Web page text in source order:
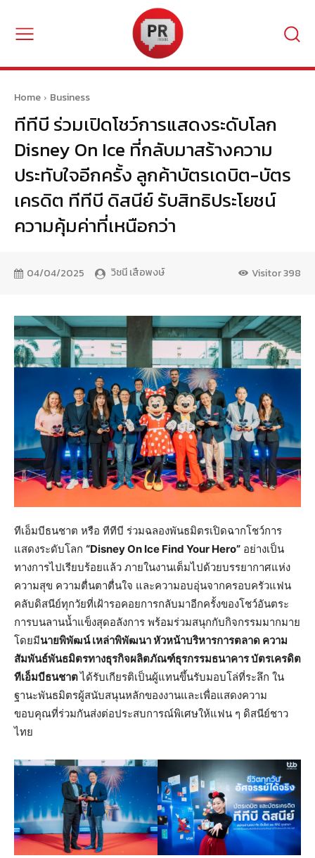
Home Business
ทีทีบี ร่วมเปิดโชว์การแสดงระดับโลก
Disney On Ice ที่กลับมาสร้างความ
ประทับใจอีกครั้ง ลูกค้าบัตรเดบิต-บัตร
เครดิต ทีทีบี ดิสนีย์ รับสิทธิประโยชน์
ความคุ้มค่าที่เหนือกว่า
04/04/2025 วิชนี เสือพงษ์ Visitor398
ทีเอ็มบีธนชาต หรือ ทีทีบี ร่วมฉลองพันธมิตรเปิดฉากโชว์การ
แสดงระดับโลก “Disney On Ice Find Your Hero” อย่างเป็น
ทางการไปเรียบร้อยแล้ว ภายในงานเต็มไปด้วยบรรยากาศแห่ง
ความสุข ความตื่นตาตื่นใจ และความอบอุ่นจากครอบครัวแฟน
คลับดิสนีย์ทุกวัยที่เฝ้ารอคอยการกลับมาอีกครั้งของโชว์อันตระ
การบนลานน้ำแข็งสุดอลังการ พร้อมร่วมสนุกกับกิจกรรมมากมาย
โดยมีนายพิพัฒน์ เหล่าพิพัฒนา หัวหน้าบริหารการตลาด ความ
สัมพันธ์พันธมิตรทางธุรกิจผลิตภัณฑ์ธุรกรรมธนาคาร บัตรเครดิต
ทีเอ็มบีธนชาตได้รับเกียรติเป็นผู้แทนขึ้นรับมอบโล่ที่ระลึก ใน
ฐานะพันธมิตรผู้สนับสนุนหลักของงานและเพื่อแสดงความ
ขอบคุณที่ร่วมกันส่งต่อประสบการณ์พิเศษให้แฟน ๆ ดิสนีย์ชาว
ไทย